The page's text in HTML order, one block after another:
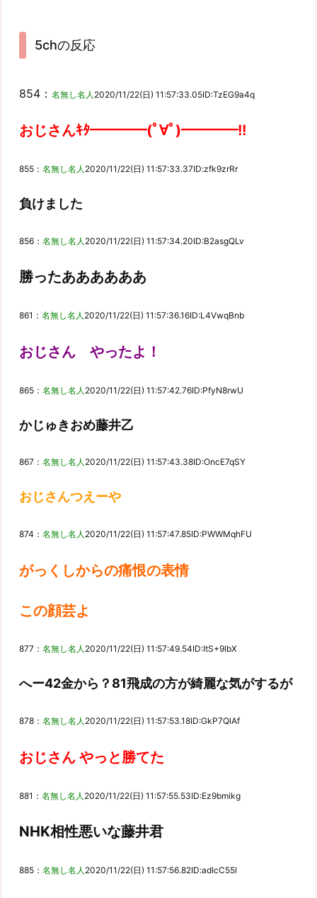
5chの反応
854： 名無し名人 2020/11/22(日) 11:57:33.05ID:TzEG9a4q
おじさんｷﾀ━━━━(ﾟ∀ﾟ)━━━━!!
855： 名無し名人 2020/11/22(日) 11:57:33.37ID:zfk9zrRr
負けました
856： 名無し名人 2020/11/22(日) 11:57:34.20ID:B2asgQLv
勝ったああああああ
861： 名無し名人 2020/11/22(日) 11:57:36.16ID:L4VwqBnb
おじさん やったよ！
865： 名無し名人 2020/11/22(日) 11:57:42.76ID:PfyN8rwU
かじゅきおめ藤井乙
867： 名無し名人 2020/11/22(日) 11:57:43.38ID:OncE7qSY
おじさんつえーや
874： 名無し名人 2020/11/22(日) 11:57:47.85ID:PWWMqhFU
がっくしからの痛恨の表情
この顔芸よ
877： 名無し名人 2020/11/22(日) 11:57:49.54ID:ItS+9IbX
へー42金から？81飛成の方が綺麗な気がするが
878： 名無し名人 2020/11/22(日) 11:57:53.18ID:GkP7QlAf
おじさん やっと勝てた
881： 名無し名人 2020/11/22(日) 11:57:55.53ID:Ez9bmikg
NHK相性悪いな藤井君
885： 名無し名人 2020/11/22(日) 11:57:56.82ID:adIcC55l